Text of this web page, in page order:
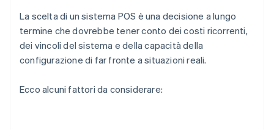
La scelta di un sistema POS è una decisione a lungo
termine che dovrebbe tener conto dei costi ricorrenti,
dei vincoli del sistema e della capacità della
configurazione di far fronte a situazioni reali.
Ecco alcuni fattori da considerare: